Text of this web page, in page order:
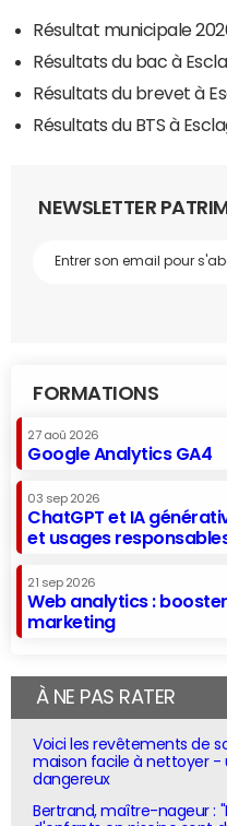
Résultat municipale
Résultats du bac à
Résultats du brevet à
Résultats du BTS à
NEWSLETTER
FORMATIONS
27 aoû 2026
Google Analytics GA4
03 sep 2026
ChatGPT et IA
et usages
21 sep 2026
Web analytics :
marketing
À NE PAS RATER
Voici les revêtements de
maison facile à nettoyer -
dangereux
Bertrand, maître-nageur :